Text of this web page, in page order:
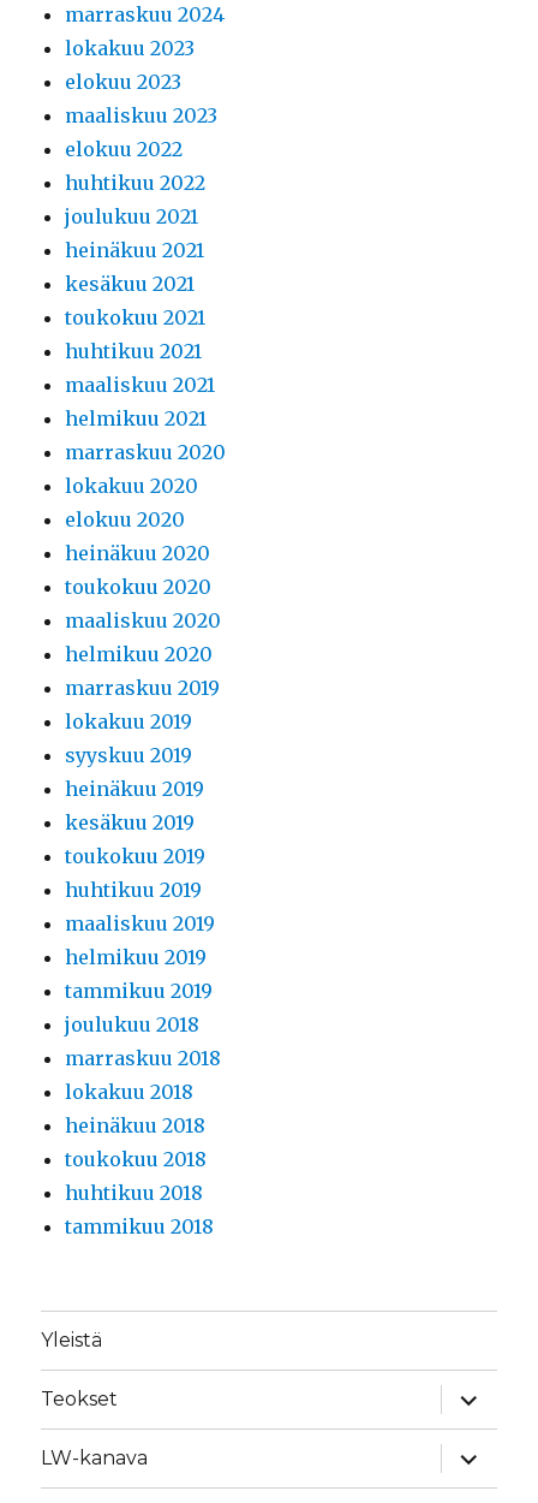
marraskuu 2024
lokakuu 2023
elokuu 2023
maaliskuu 2023
elokuu 2022
huhtikuu 2022
joulukuu 2021
heinäkuu 2021
kesäkuu 2021
toukokuu 2021
huhtikuu 2021
maaliskuu 2021
helmikuu 2021
marraskuu 2020
lokakuu 2020
elokuu 2020
heinäkuu 2020
toukokuu 2020
maaliskuu 2020
helmikuu 2020
marraskuu 2019
lokakuu 2019
syyskuu 2019
heinäkuu 2019
kesäkuu 2019
toukokuu 2019
huhtikuu 2019
maaliskuu 2019
helmikuu 2019
tammikuu 2019
joulukuu 2018
marraskuu 2018
lokakuu 2018
heinäkuu 2018
toukokuu 2018
huhtikuu 2018
tammikuu 2018
Yleistä
Teokset
näytä
LW-kanava
näytä